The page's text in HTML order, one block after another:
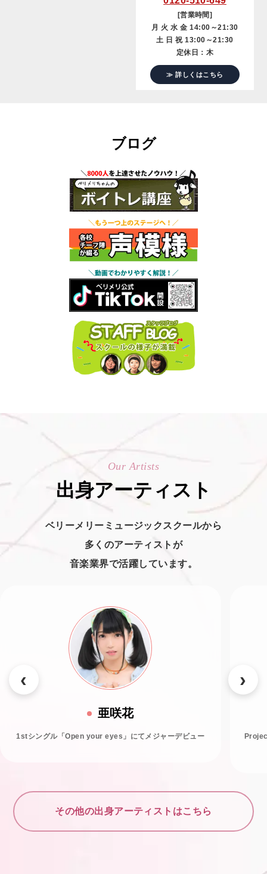
[営業時間]
月 火 水 金 14:00～21:30
土 日 祝 13:00～21:30
定休日：木
≫ 詳しくはこちら
ブログ
Our Artists
出身アーティスト
ベリーメリーミュージックスクールから
多くのアーティストが
音楽業界で活躍しています。
亜咲花
1stシングル「Open your eyes」にてメジャーデビュー
その他の出身アーティストはこちら